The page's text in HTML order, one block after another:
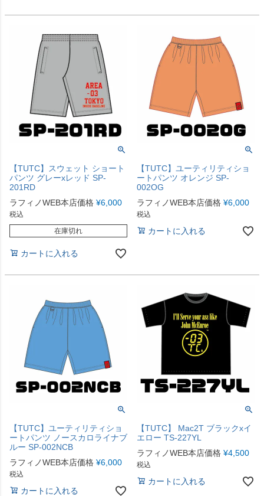
【TUTC】スウェット ショート
パンツ グレーxレッド SP-
201RD
ラフィノWEB本店価格 ¥6,000
税込
在庫切れ
カートに入れる
【TUTC】ユーティリティショ
ートパンツ オレンジ SP-
002OG
ラフィノWEB本店価格 ¥6,000
税込
カートに入れる
【TUTC】ユーティリティショ
ートパンツ ノースカロライナブ
ルー SP-002NCB
ラフィノWEB本店価格 ¥6,000
税込
カートに入れる
【TUTC】 Mac2T ブラックxイ
エロー TS-227YL
ラフィノWEB本店価格 ¥4,500
税込
カートに入れる